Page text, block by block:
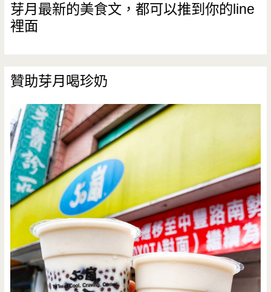
芽月最新的美食文，都可以推到你的line
裡面
贊助芽月喝珍奶